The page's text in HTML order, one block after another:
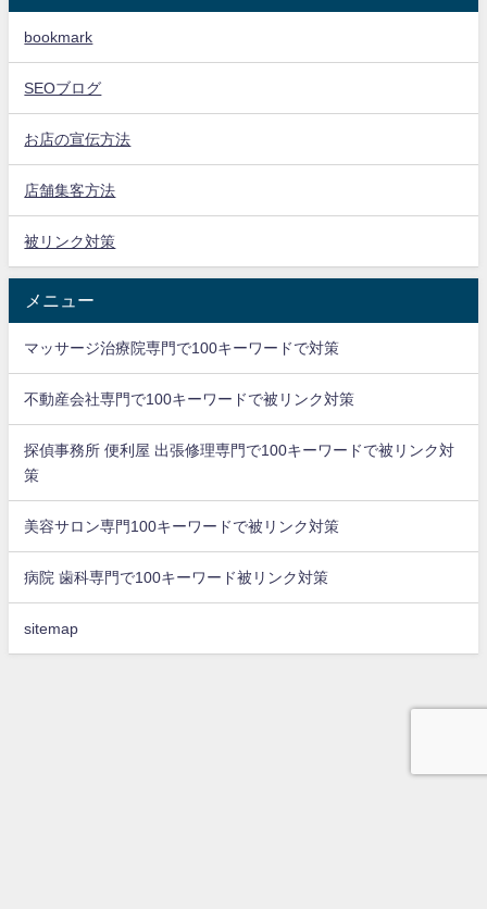
bookmark
SEOブログ
お店の宣伝方法
店舗集客方法
被リンク対策
メニュー
マッサージ治療院専門で100キーワードで対策
不動産会社専門で100キーワードで被リンク対策
探偵事務所 便利屋 出張修理専門で100キーワードで被リンク対
策
美容サロン専門100キーワードで被リンク対策
病院 歯科専門で100キーワード被リンク対策
sitemap